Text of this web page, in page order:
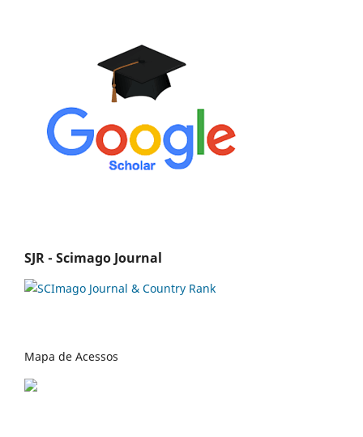
SJR - Scimago Journal
Mapa de Acessos